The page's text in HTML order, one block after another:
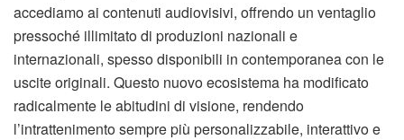
accediamo ai contenuti audiovisivi, offrendo un ventaglio
pressoché illimitato di produzioni nazionali e
internazionali, spesso disponibili in contemporanea con le
uscite originali. Questo nuovo ecosistema ha modificato
radicalmente le abitudini di visione, rendendo
l’intrattenimento sempre più personalizzabile, interattivo e